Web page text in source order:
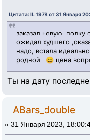
Цитата: IL 1978 от 31 Января
заказал новую полку
ожидал худшего
надо, встала
родной 😄 цена
Ты на дату
ABars_double
« 31 Января 2023,